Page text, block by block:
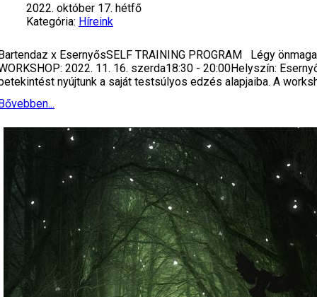
2022. október 17. hétfő
Kategória: Híreink
x EsernyősSELF TRAINING PROGRAM Légy
2022. 11. 16. szerda18:30 - 20:00Helyszín:
nyújtunk a saját testsúlyos edzés alapjaiba. A